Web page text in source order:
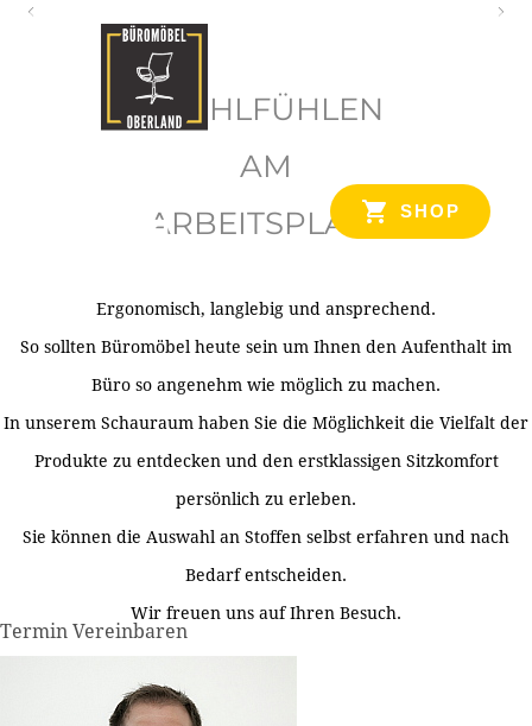
SHOP
WOHLFÜHLEN
AM
ARBEITSPLATZ
Ergonomisch, langlebig und ansprechend.
So sollten Büromöbel heute sein um Ihnen den Aufenthalt im
Büro so angenehm wie möglich zu machen.
In unserem Schauraum haben Sie die Möglichkeit die Vielfalt der
Produkte zu entdecken und den erstklassigen Sitzkomfort
persönlich zu erleben.
Sie können die Auswahl an Stoffen selbst erfahren und nach
Bedarf entscheiden.
Wir freuen uns auf Ihren Besuch.
Termin Vereinbaren